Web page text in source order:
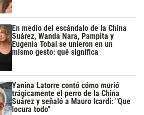
En medio del escándalo de la China
Suárez, Wanda Nara, Pampita y
Eugenia Tobal se unieron en un
mismo gesto: qué significa
Yanina Latorre contó cómo murió
trágicamente el perro de la China
Suárez y señaló a Mauro Icardi: "Que
locura todo"